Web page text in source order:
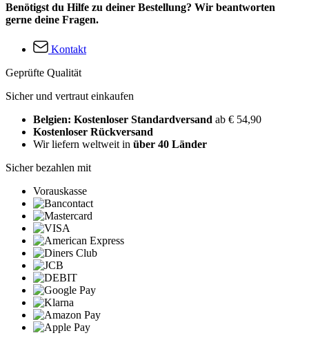
Benötigst du Hilfe zu deiner Bestellung? Wir beantworten
gerne deine Fragen.
Kontakt
Geprüfte Qualität
Sicher und vertraut einkaufen
Belgien: Kostenloser Standardversand ab € 54,90
Kostenloser Rückversand
Wir liefern weltweit in über 40 Länder
Sicher bezahlen mit
Vorauskasse